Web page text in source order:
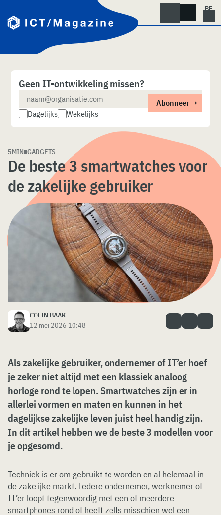
naar
content
Geen IT-ontwikkeling missen?
Dagelijks Wekelijks
5MIN GADGETS
De beste 3 smartwatches voor
de zakelijke gebruiker
COLIN BAAK
12 mei 2026 10:48
Als zakelijke gebruiker, ondernemer of IT’er hoef
je zeker niet altijd met een klassiek analoog
horloge rond te lopen. Smartwatches zijn er in
allerlei vormen en maten en kunnen in het
dagelijkse zakelijke leven juist heel handig zijn.
In dit artikel hebben we de beste 3 modellen voor
je opgesomd.
Techniek is er om gebruikt te worden en al helemaal in
de zakelijke markt. Iedere ondernemer, werknemer of
IT’er loopt tegenwoordig met een of meerdere
smartphones rond of heeft zelfs misschien wel een